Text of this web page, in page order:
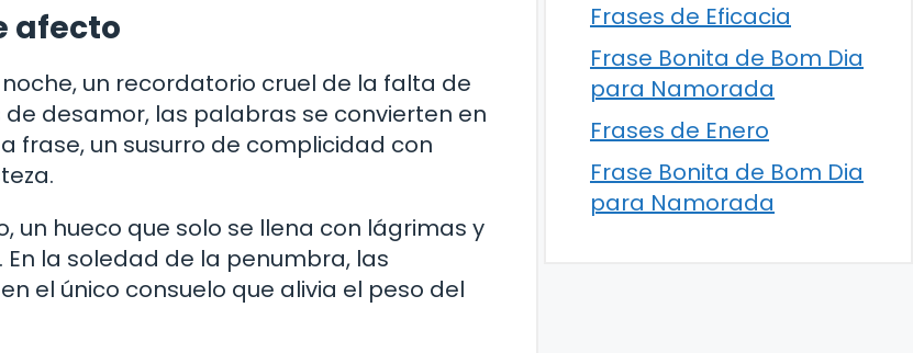
afecto
un recordatorio cruel de la falta de
desamor, las palabras se convierten en
frase, un susurro de complicidad con
un hueco que solo se llena con lágrimas y
la soledad de la penumbra, las
el único consuelo que alivia el peso del
Frases de Eficacia
Frase Bonita de Bom Dia
para Namorada
Frases de Enero
Frase Bonita de Bom Dia
para Namorada